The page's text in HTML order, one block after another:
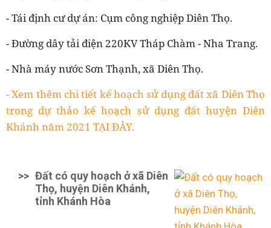
- Tái định cư dự án: Cụm công nghiệp Diên Thọ.
- Đường dây tải điện 220KV Tháp Chàm - Nha Trang.
- Nhà máy nước Sơn Thạnh, xã Diên Thọ.
- Xem thêm chi tiết kế hoạch sử dụng đất xã Diên Thọ
trong dự thảo kế hoạch sử dụng đất huyện Diên
Khánh năm 2021 TẠI ĐÂY.
>> Đất có quy hoạch ở xã Diên
Thọ, huyện Diên Khánh,
tỉnh Khánh Hòa